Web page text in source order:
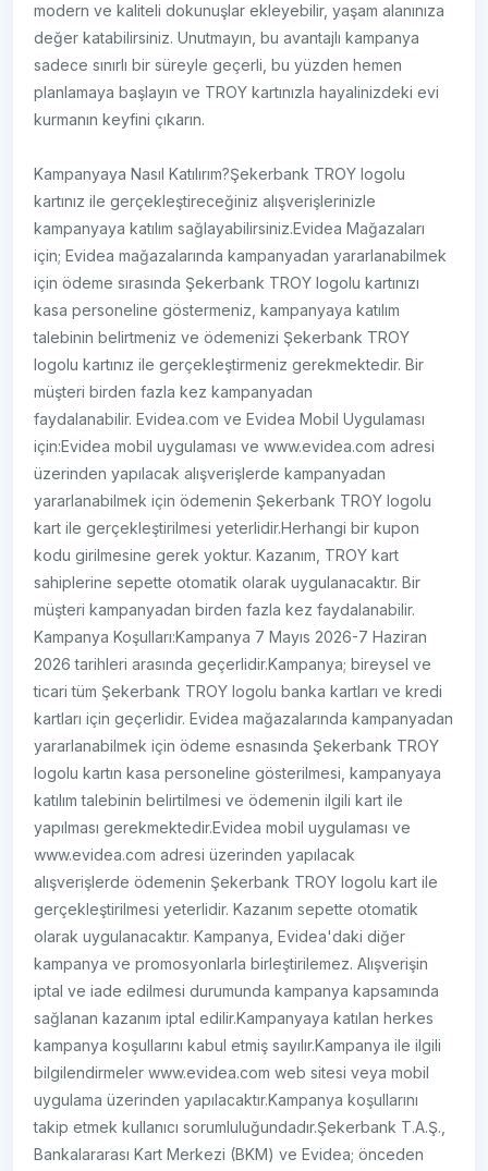
modern ve kaliteli dokunuşlar ekleyebilir, yaşam alanınıza
değer katabilirsiniz. Unutmayın, bu avantajlı kampanya
sadece sınırlı bir süreyle geçerli, bu yüzden hemen
planlamaya başlayın ve TROY kartınızla hayalinizdeki evi
kurmanın keyfini çıkarın.
Kampanyaya Nasıl Katılırım?Şekerbank TROY logolu
kartınız ile gerçekleştireceğiniz alışverişlerinizle
kampanyaya katılım sağlayabilirsiniz.Evidea Mağazaları
için; Evidea mağazalarında kampanyadan yararlanabilmek
için ödeme sırasında Şekerbank TROY logolu kartınızı
kasa personeline göstermeniz, kampanyaya katılım
talebinin belirtmeniz ve ödemenizi Şekerbank TROY
logolu kartınız ile gerçekleştirmeniz gerekmektedir. Bir
müşteri birden fazla kez kampanyadan
faydalanabilir. Evidea.com ve Evidea Mobil Uygulaması
için:Evidea mobil uygulaması ve www.evidea.com adresi
üzerinden yapılacak alışverişlerde kampanyadan
yararlanabilmek için ödemenin Şekerbank TROY logolu
kart ile gerçekleştirilmesi yeterlidir.Herhangi bir kupon
kodu girilmesine gerek yoktur. Kazanım, TROY kart
sahiplerine sepette otomatik olarak uygulanacaktır. Bir
müşteri kampanyadan birden fazla kez faydalanabilir.
Kampanya Koşulları:Kampanya 7 Mayıs 2026-7 Haziran
2026 tarihleri arasında geçerlidir.Kampanya; bireysel ve
ticari tüm Şekerbank TROY logolu banka kartları ve kredi
kartları için geçerlidir. Evidea mağazalarında kampanyadan
yararlanabilmek için ödeme esnasında Şekerbank TROY
logolu kartın kasa personeline gösterilmesi, kampanyaya
katılım talebinin belirtilmesi ve ödemenin ilgili kart ile
yapılması gerekmektedir.Evidea mobil uygulaması ve
www.evidea.com adresi üzerinden yapılacak
alışverişlerde ödemenin Şekerbank TROY logolu kart ile
gerçekleştirilmesi yeterlidir. Kazanım sepette otomatik
olarak uygulanacaktır. Kampanya, Evidea'daki diğer
kampanya ve promosyonlarla birleştirilemez. Alışverişin
iptal ve iade edilmesi durumunda kampanya kapsamında
sağlanan kazanım iptal edilir.Kampanyaya katılan herkes
kampanya koşullarını kabul etmiş sayılır.Kampanya ile ilgili
bilgilendirmeler www.evidea.com web sitesi veya mobil
uygulama üzerinden yapılacaktır.Kampanya koşullarını
takip etmek kullanıcı sorumluluğundadır.Şekerbank T.A.Ş.,
Bankalararası Kart Merkezi (BKM) ve Evidea; önceden